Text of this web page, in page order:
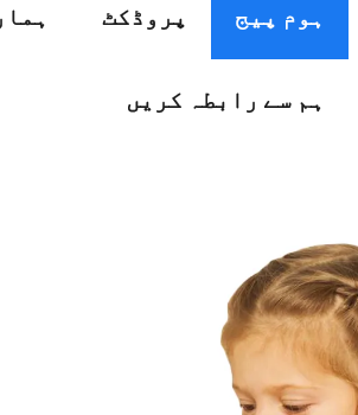
ہوم پیج پروڈکٹ
ہم سے رابطہ کریں